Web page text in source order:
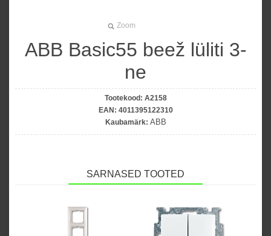
Zoom
ABB Basic55 beež lüliti 3-
ne
Tootekood: A2158
EAN: 4011395122310
Kaubamärk: ABB
SARNASED TOOTED